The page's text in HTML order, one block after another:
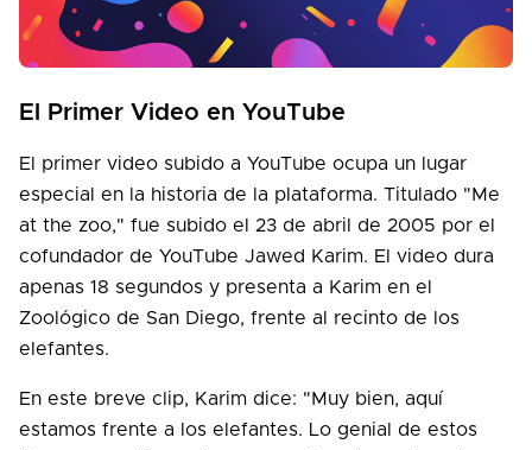
El Primer Video en YouTube
El primer video subido a YouTube ocupa un lugar
especial en la historia de la plataforma. Titulado "Me
at the zoo," fue subido el 23 de abril de 2005 por el
cofundador de YouTube Jawed Karim. El video dura
apenas 18 segundos y presenta a Karim en el
Zoológico de San Diego, frente al recinto de los
elefantes.
En este breve clip, Karim dice: "Muy bien, aquí
estamos frente a los elefantes. Lo genial de estos